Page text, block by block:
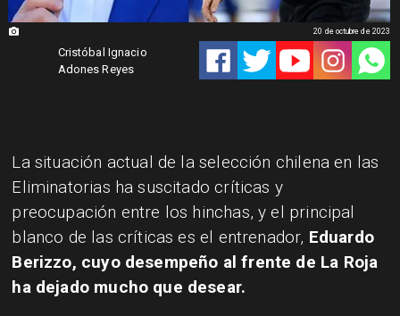
Cristóbal Ignacio
Adones Reyes
20 de octubre de 2023
La situación actual de la selección chilena en las
Eliminatorias ha suscitado críticas y
preocupación entre los hinchas, y el principal
blanco de las críticas es el entrenador, Eduardo
Berizzo, cuyo desempeño al frente de La Roja
ha dejado mucho que desear.